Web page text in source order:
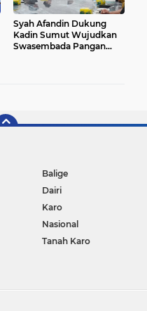
Syah Afandin Dukung
Kadin Sumut Wujudkan
Swasembada Pangan
Balige
Dairi
Karo
Nasional
Tanah Karo